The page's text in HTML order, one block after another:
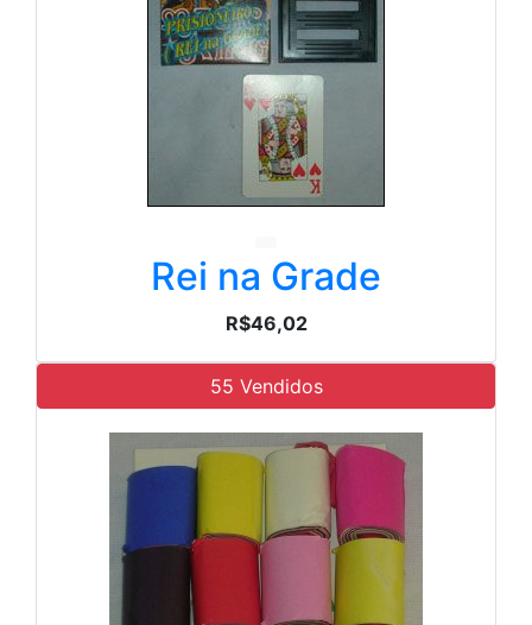
Rei na Grade
R$46,02
55 Vendidos